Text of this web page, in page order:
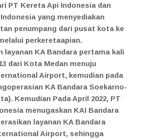
PT Kereta Api Indonesia dan
yang menyediakan
penumpang dari pusat kota ke
perkeretaapian.
layanan KA Bandara pertama kali
dari Kota Medan menuju
Airport, kemudian pada
KA Bandara Soekarno-
Kemudian Pada April 2022, PT
menugaskan KAI Bandara
layanan KA Bandara
Airport, sehingga